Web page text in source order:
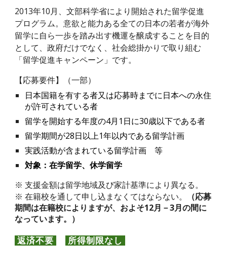
2013年10月、文部科学省により開始された留学促進
プログラム。意欲と能力ある全ての日本の若者が海外
留学に自ら一歩を踏み出す機運を醸成することを目的
として、政府だけでなく、社会総掛かりで取り組む
「留学促進キャンペーン」です。
【応募要件】（一部）
日本国籍を有する者又は応募時までに日本への永住
が許可されている者
留学を開始する年度の4月1日に30歳以下である者
留学期間が28日以上1年以内である留学計画
実践活動が含まれている留学計画 等
対象：在学留学、休学留学
※ 支援金額は留学地域及び家計基準により異なる。
※ 在籍校を通して申し込まなくてはならない。
（応募
期間は在籍校によりますが、およそ12月－3月の間に
なっています。）
返済不要 所得制限なし